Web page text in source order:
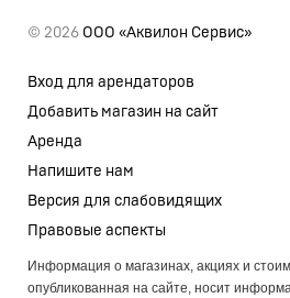
© 2026 ООО «Аквилон Сервис»
Вход для арендаторов
Добавить магазин на сайт
Аренда
Напишите нам
Версия для слабовидящих
Правовые аспекты
Информация о магазинах, акциях и
опубликованная на сайте, носит